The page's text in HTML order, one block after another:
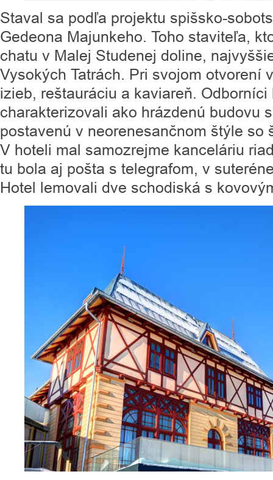
Staval sa podľa projektu spišsko-
Gedeona Majunkeho. Toho staviteľa,
chatu v Malej Studenej doline,
Vysokých Tatrách. Pri svojom otvorení
izieb, reštauráciu a kaviareň. Odborníci
charakterizovali ako hrázdenú budovu
postavenú v neorenesančnom štýle so
V hoteli mal samozrejme kanceláriu
tu bola aj pošta s telegrafom, v
Hotel lemovali dve schodiská s